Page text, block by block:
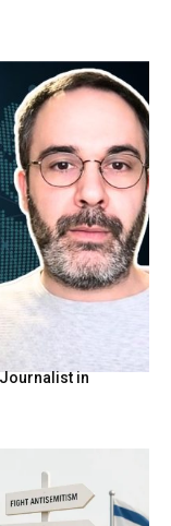
Journalist in